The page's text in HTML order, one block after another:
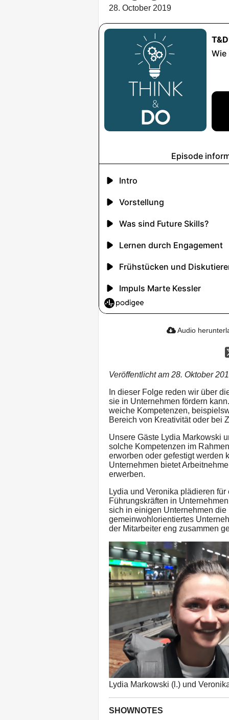
28. October 2019
Audio
Veröffentlicht am 28. Oktober
In dieser Folge reden wir über
sie in Unternehmen fördern
weiche Kompetenzen,
Bereich von Kreativität oder bei
Unsere Gäste Lydia Markowski
solche Kompetenzen im
erworben oder gefestigt werden
Unternehmen bietet
erwerben.
Lydia und Veronika plädieren
Führungskräften in
sich in einigen Unternehmen
gemeinwohlorientiertes
der Mitarbeiter eng zusammen
Lydia Markowski (l.) und
SHOWNOTES